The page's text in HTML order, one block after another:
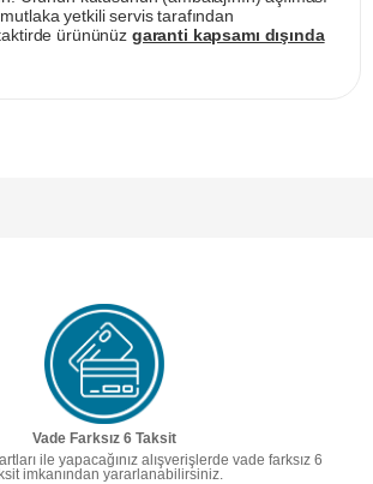
yetkili servis tarafından
ürününüz garanti kapsamı dışında
Vade Farksız 6 Taksit
ile yapacağınız alışverişlerde vade farksız 6
imkanından yararlanabilirsiniz.